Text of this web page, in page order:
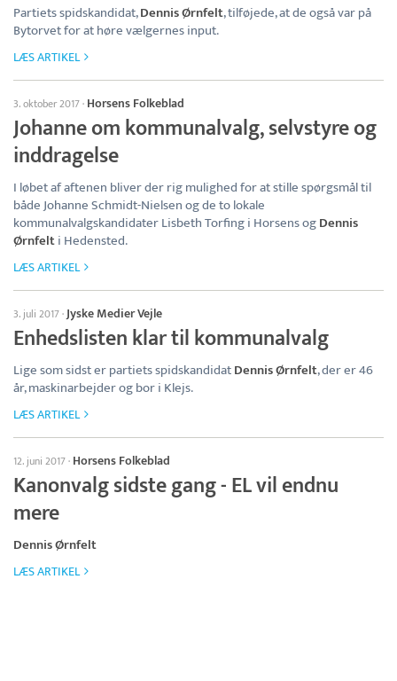
Partiets spidskandidat,Dennis Ørnfelt, tilføjede, at de også var på
Bytorvet for at høre vælgernes input.
LÆS ARTIKEL
3. oktober 2017· Horsens Folkeblad
Johanne om kommunalvalg, selvstyre og
inddragelse
I løbet af aftenen bliver der rig mulighed for at stille spørgsmål til
både Johanne Schmidt-Nielsen og de to lokale
kommunalvalgskandidater Lisbeth Torfing i Horsens ogDennis
Ørnfelti Hedensted.
LÆS ARTIKEL
3. juli 2017·Jyske Medier Vejle
Enhedslisten klar til kommunalvalg
Lige som sidst er partiets spidskandidatDennis Ørnfelt, der er 46
år, maskinarbejder og bor i Klejs.
LÆS ARTIKEL
12. juni 2017· Horsens Folkeblad
Kanonvalg sidste gang - EL vil endnu
mere
Dennis Ørnfelt
LÆS ARTIKEL